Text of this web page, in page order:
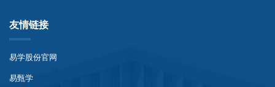
友情链接
易学股份官网
易甄学